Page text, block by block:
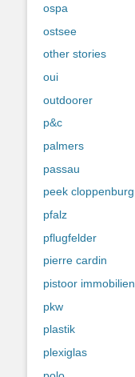
ospa
ostsee
other stories
oui
outdoorer
p&c
palmers
passau
peek cloppenburg
pfalz
pflugfelder
pierre cardin
pistoor immobilien
pkw
plastik
plexiglas